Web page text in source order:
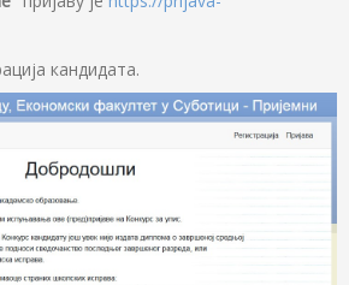
кандидата.